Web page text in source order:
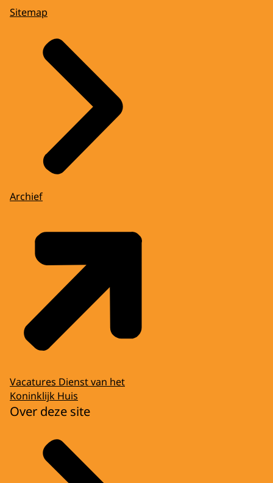
Sitemap
Archief
Vacatures Dienst van het
Koninklijk Huis
Over deze site